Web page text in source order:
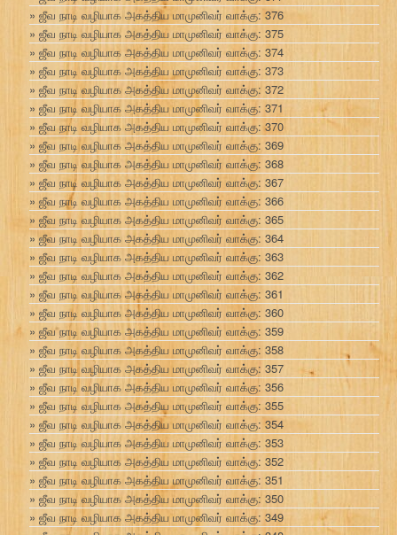
ஜீவ நாடி வழியாக அகத்திய மாமுனிவர் வாக்கு: 376
ஜீவ நாடி வழியாக அகத்திய மாமுனிவர் வாக்கு: 375
ஜீவ நாடி வழியாக அகத்திய மாமுனிவர் வாக்கு: 374
ஜீவ நாடி வழியாக அகத்திய மாமுனிவர் வாக்கு: 373
ஜீவ நாடி வழியாக அகத்திய மாமுனிவர் வாக்கு: 372
ஜீவ நாடி வழியாக அகத்திய மாமுனிவர் வாக்கு: 371
ஜீவ நாடி வழியாக அகத்திய மாமுனிவர் வாக்கு: 370
ஜீவ நாடி வழியாக அகத்திய மாமுனிவர் வாக்கு: 369
ஜீவ நாடி வழியாக அகத்திய மாமுனிவர் வாக்கு: 368
ஜீவ நாடி வழியாக அகத்திய மாமுனிவர் வாக்கு: 367
ஜீவ நாடி வழியாக அகத்திய மாமுனிவர் வாக்கு: 366
ஜீவ நாடி வழியாக அகத்திய மாமுனிவர் வாக்கு: 365
ஜீவ நாடி வழியாக அகத்திய மாமுனிவர் வாக்கு: 364
ஜீவ நாடி வழியாக அகத்திய மாமுனிவர் வாக்கு: 363
ஜீவ நாடி வழியாக அகத்திய மாமுனிவர் வாக்கு: 362
ஜீவ நாடி வழியாக அகத்திய மாமுனிவர் வாக்கு: 361
ஜீவ நாடி வழியாக அகத்திய மாமுனிவர் வாக்கு: 360
ஜீவ நாடி வழியாக அகத்திய மாமுனிவர் வாக்கு: 359
ஜீவ நாடி வழியாக அகத்திய மாமுனிவர் வாக்கு: 358
ஜீவ நாடி வழியாக அகத்திய மாமுனிவர் வாக்கு: 357
ஜீவ நாடி வழியாக அகத்திய மாமுனிவர் வாக்கு: 356
ஜீவ நாடி வழியாக அகத்திய மாமுனிவர் வாக்கு: 355
ஜீவ நாடி வழியாக அகத்திய மாமுனிவர் வாக்கு: 354
ஜீவ நாடி வழியாக அகத்திய மாமுனிவர் வாக்கு: 353
ஜீவ நாடி வழியாக அகத்திய மாமுனிவர் வாக்கு: 352
ஜீவ நாடி வழியாக அகத்திய மாமுனிவர் வாக்கு: 351
ஜீவ நாடி வழியாக அகத்திய மாமுனிவர் வாக்கு: 350
ஜீவ நாடி வழியாக அகத்திய மாமுனிவர் வாக்கு: 349